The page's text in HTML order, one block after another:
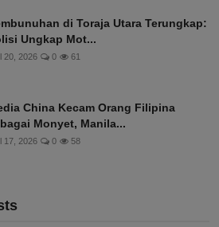
di Toraja Utara Terungkap:
Ungkap Mot...
20, 2026 0 61
China Kecam Orang Filipina
Monyet, Manila...
17, 2026 0 58